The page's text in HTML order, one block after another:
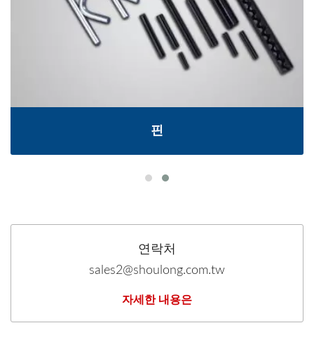
핀
연락처
sales2@shoulong.com.tw
자세한 내용은